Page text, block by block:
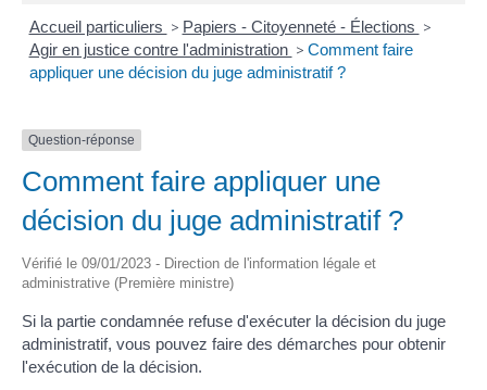
Accueil particuliers > Papiers - Citoyenneté - Élections >
Agir en justice contre l'administration > Comment faire
appliquer une décision du juge administratif ?
Question-réponse
Comment faire appliquer une
décision du juge administratif ?
Vérifié le 09/01/2023 - Direction de l'information légale et
administrative (Première ministre)
Si la partie condamnée refuse d'exécuter la décision du juge
administratif, vous pouvez faire des démarches pour obtenir
l'exécution de la décision.